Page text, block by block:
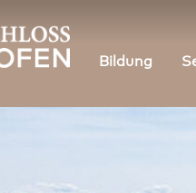
Bildung